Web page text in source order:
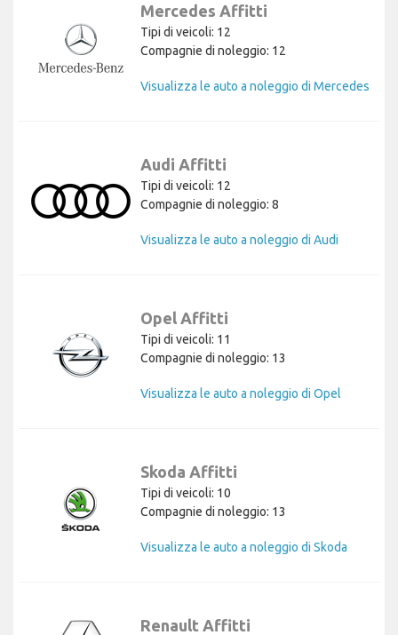
Mercedes Affitti
Tipi di veicoli: 12
Compagnie di noleggio: 12
Visualizza le auto a noleggio di Mercedes
Audi Affitti
Tipi di veicoli: 12
Compagnie di noleggio: 8
Visualizza le auto a noleggio di Audi
Opel Affitti
Tipi di veicoli: 11
Compagnie di noleggio: 13
Visualizza le auto a noleggio di Opel
Skoda Affitti
Tipi di veicoli: 10
Compagnie di noleggio: 13
Visualizza le auto a noleggio di Skoda
Renault Affitti